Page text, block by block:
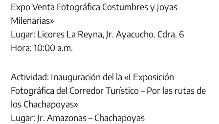
Expo Venta Fotográfica Costumbres y Joyas
Milenarias»
Lugar: Licores La Reyna, Jr. Ayacucho. Cdra. 6
Hora: 10:00 a.m.
Actividad: Inauguración del la «I Exposición
Fotográfica del Corredor Turístico – Por las rutas de
los Chachapoyas»
Lugar: Jr. Amazonas – Chachapoyas